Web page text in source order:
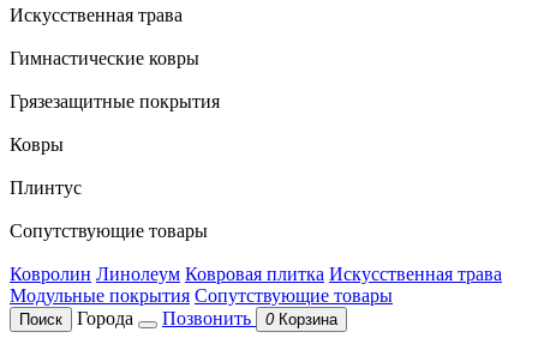
Искусственная трава
Гимнастические ковры
Грязезащитные покрытия
Ковры
Плинтус
Сопутствующие товары
Ковролин Линолеум Ковровая плитка Искусственная трава
Модульные покрытия Сопутствующие товары
Поиск Города Позвонить 0 Корзина